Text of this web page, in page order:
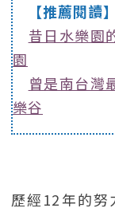
【推薦閱讀】
昔日水樂園
園
曾是南台灣
樂谷
歷經12年的努